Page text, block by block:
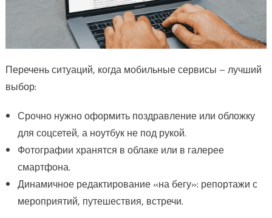
Перечень ситуаций, когда мобильные сервисы – лучший
выбор:
Срочно нужно оформить поздравление или обложку
для соцсетей, а ноутбук не под рукой.
Фотографии хранятся в облаке или в галерее
смартфона.
Динамичное редактирование «на бегу»: репортажи с
мероприятий, путешествия, встречи.